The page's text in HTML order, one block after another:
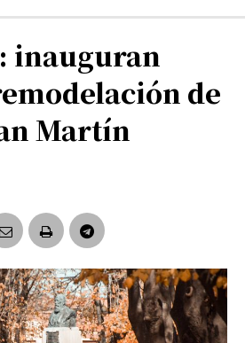
inauguran
de
Martín